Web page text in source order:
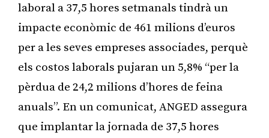
laboral a 37,5 hores setmanals tindrà un
impacte econòmic de 461 milions d’euros
per a les seves empreses associades, perquè
els costos laborals pujaran un 5,8% “per la
pèrdua de 24,2 milions d’hores de feina
anuals”. En un comunicat, ANGED assegura
que implantar la jornada de 37,5 hores